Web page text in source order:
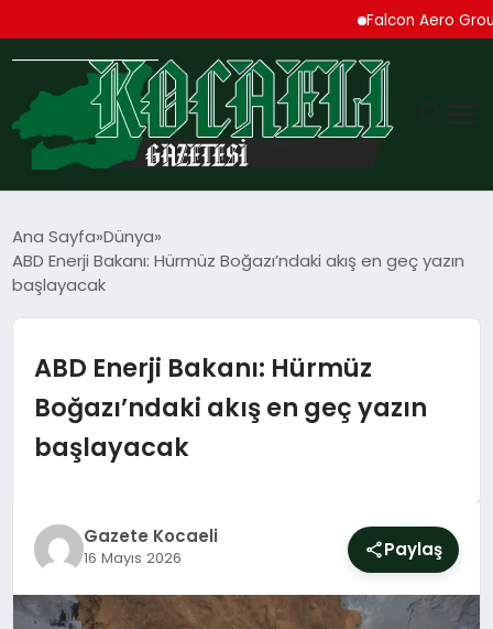
Falcon Aero Group,
TEKNOLOJI
MAGAZIN
YAŞAM
DÜNYA
Ana Sayfa Dünya
ABD Enerji Bakanı: Hürmüz Boğazı’ndaki akış en geç yazın
başlayacak
ABD Enerji Bakanı: Hürmüz
Boğazı’ndaki akış en geç yazın
başlayacak
Gazete Kocaeli
16 Mayıs 2026 Paylaş